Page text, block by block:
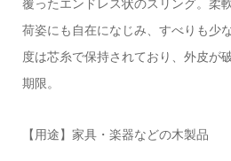
覆ったエンドレス状のスリング。柔
荷姿にも自在になじみ、すべりも少
度は芯糸で保持されており、外皮が
期限。
【用途】家具・楽器などの木製品